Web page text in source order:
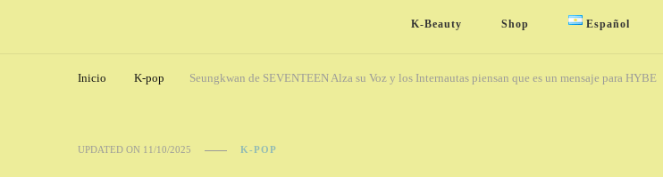
K-Beauty Shop Español
Inicio K-pop Seungkwan de SEVENTEEN Alza su Voz y los Internautas piensan que es un mensaje para HYBE
UPDATED ON 11/10/2025 K-POP